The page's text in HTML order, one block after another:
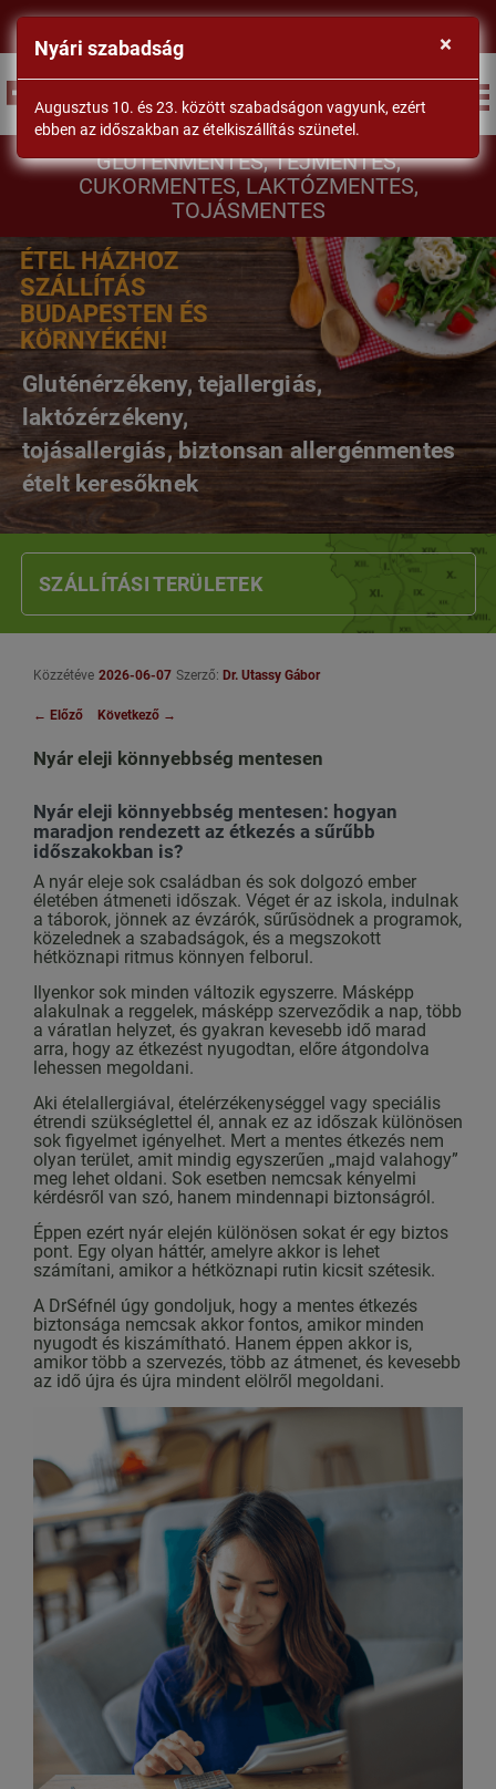
DrSéf
GLUTÉNMENTES, TEJMENTES,
CUKORMENTES, LAKTÓZMENTES,
TOJÁSMENTES
ÉTEL HÁZHOZ
SZÁLLÍTÁS
BUDAPESTEN ÉS
KÖRNYÉKÉN!
Gluténérzékeny, tejallergiás,
laktózérzékeny,
tojásallergiás, biztonsan allergénmentes
ételt keresőknek
SZÁLLÍTÁSI TERÜLETEK
Közzétéve 2026-06-07 Szerző: Dr. Utassy Gábor
← Előző Következő →
Nyár eleji könnyebbség mentesen
Nyár eleji könnyebbség mentesen: hogyan
maradjon rendezett az étkezés a sűrűbb
időszakokban is?
A nyár eleje sok családban és sok dolgozó ember
életében átmeneti időszak. Véget ér az iskola, indulnak
a táborok, jönnek az évzárók, sűrűsödnek a programok,
közelednek a szabadságok, és a megszokott
hétköznapi ritmus könnyen felborul.
Ilyenkor sok minden változik egyszerre. Másképp
alakulnak a reggelek, másképp szerveződik a nap, több
a váratlan helyzet, és gyakran kevesebb idő marad
arra, hogy az étkezést nyugodtan, előre átgondolva
lehessen megoldani.
Aki ételallergiával, ételérzékenységgel vagy speciális
étrendi szükséglettel él, annak ez az időszak különösen
sok figyelmet igényelhet. Mert a mentes étkezés nem
olyan terület, amit mindig egyszerűen „majd valahogy”
meg lehet oldani. Sok esetben nemcsak kényelmi
kérdésről van szó, hanem mindennapi biztonságról.
Éppen ezért nyár elején különösen sokat ér egy biztos
pont. Egy olyan háttér, amelyre akkor is lehet
számítani, amikor a hétköznapi rutin kicsit szétesik.
A DrSéfnél úgy gondoljuk, hogy a mentes étkezés
biztonsága nemcsak akkor fontos, amikor minden
nyugodt és kiszámítható. Hanem éppen akkor is,
amikor több a szervezés, több az átmenet, és kevesebb
az idő újra és újra mindent elölről megoldani.
×
Nyári szabadság
Augusztus 10. és 23. között szabadságon vagyunk, ezért
ebben az időszakban az ételkiszállítás szünetel.